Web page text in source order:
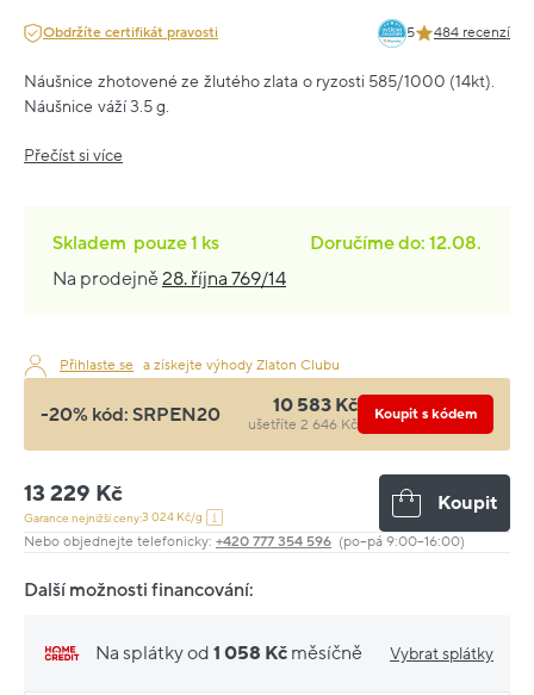
Obdržíte certifikát pravosti 5 484 recenzí
Náušnice zhotovené ze žlutého zlata o ryzosti 585/1000 (14kt).
Náušnice váží 3.5 g.
Přečíst si více
Skladem pouze1 ks
Doručíme do: 12.08.
Na prodejně28. října 769/14
Přihlaste se a získejte výhody Zlaton Clubu
-20% kód: SRPEN20 10 583 Kč
ušetříte 2 646 Kč
Koupit s kódem
13 229 Kč
Garance nejnižší ceny:3 024 Kč/g
Koupit
Nebo objednejte telefonicky: +420 777 354 596 (po–pá 9:00–16:00)
Další možnosti financování:
Na splátky od 1 058 Kč měsíčně Vybrat splátky